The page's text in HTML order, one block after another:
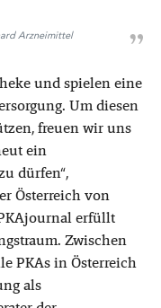
Arzneimittel
und spielen eine
Um diesen
freuen wir uns
ein
dürfen“,
Österreich von
erfüllt
Zwischen
PKAs in Österreich
als